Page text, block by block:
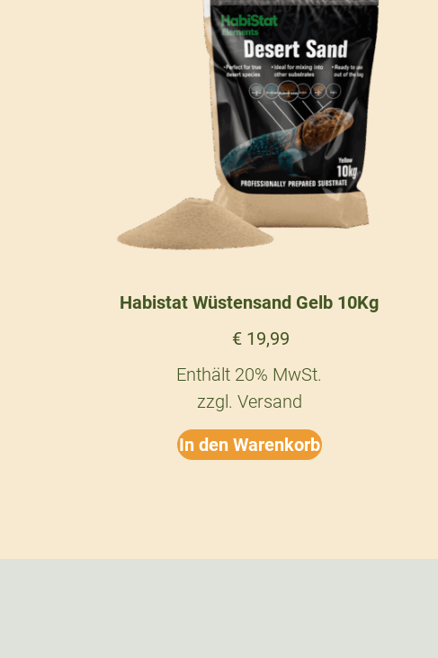
Habistat Wüstensand Gelb 10Kg
€19,99
Enthält 20% MwSt.
zzgl. Versand
In den Warenkorb